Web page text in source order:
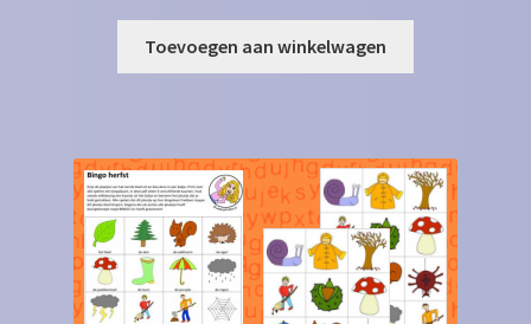
Toevoegen aan winkelwagen